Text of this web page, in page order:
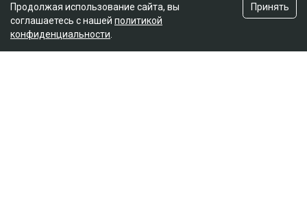
Продолжая использование сайта, вы
соглашаетесь с нашей политикой
конфиденциальности
Принять